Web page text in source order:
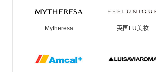
Mytheresa 英国FU美妆